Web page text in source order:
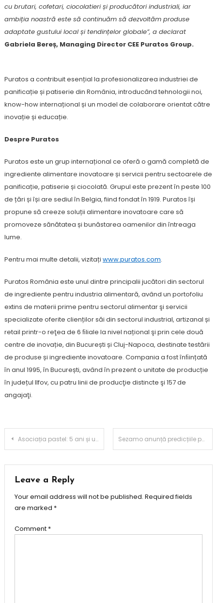
cu brutari, cofetari, ciocolatieri și producători industriali, iar
ambiția noastră este să continuăm să dezvoltăm produse
adaptate gustului local și tendințelor globale”, a declarat
Gabriela Bereș, Managing Director CEE Puratos Group.
Puratos a contribuit esențial la profesionalizarea industriei de
panificație și patiserie din România, introducând tehnologii noi,
know-how internațional și un model de colaborare orientat către
inovație și educație.
Despre Puratos
Puratos este un grup internațional ce oferă o gamă completă de
ingrediente alimentare inovatoare și servicii pentru sectoarele de
panificație, patiserie și ciocolată. Grupul este prezent în peste 100
de țări și își are sediul în Belgia, fiind fondat în 1919. Puratos își
propune să creeze soluții alimentare inovatoare care să
promoveze sănătatea și bunăstarea oamenilor din întreaga
lume.
Pentru mai multe detalii, vizitați www.puratos.com.
Puratos România este unul dintre principalii jucători din sectorul
de ingrediente pentru industria alimentară, având un portofoliu
extins de materii prime pentru sectorul alimentar şi servicii
specializate oferite clienților săi din sectorul industrial, artizanal și
retail printr-o reţea de 6 ﬁliale la nivel național şi prin cele două
centre de inovație, din București și Cluj-Napoca, destinate testării
de produse și ingrediente inovatoare. Compania a fost înﬁințată
în anul 1995, în București, având în prezent o unitate de producție
în județul Ilfov, cu patru linii de producţie distincte şi 157 de
angajaţi.
Post
Asociația pastel: 5 ani și un singur angajament: „Nicio lună fără o faptă bună” Sezamo anunță predicțiile pentru trendurile alimentare ale anului 2026
Leave a Reply
Your email address will not be published. Required fields
are marked *
Comment *